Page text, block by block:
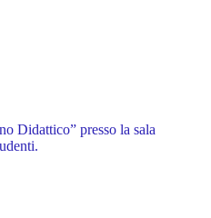
Didattico” presso la sala